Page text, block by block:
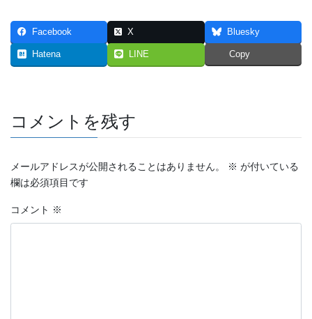
Facebook X Bluesky
Hatena LINE Copy
コメントを残す
メールアドレスが公開されることはありません。 ※ が付いている
欄は必須項目です
コメント ※
2023年8月
2023年7月
2023年4月
2023年3月
2023年1月